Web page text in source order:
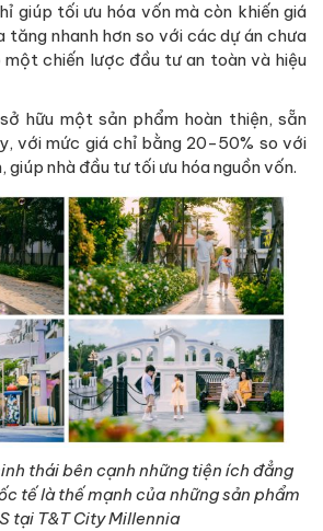
giúp tối ưu hóa vốn mà còn khiến giá
nhanh hơn so với các dự án chưa
chiến lược đầu tư an toàn và hiệu
hữu một sản phẩm hoàn thiện, sẵn
với mức giá chỉ bằng 20-50% so với
giúp nhà đầu tư tối ưu hóa nguồn vốn.
thái bên cạnh những tiện ích đẳng
tế là thế mạnh của những sản phẩm
tại T&T City Millennia